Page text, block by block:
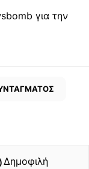
για την
Δημοφιλή